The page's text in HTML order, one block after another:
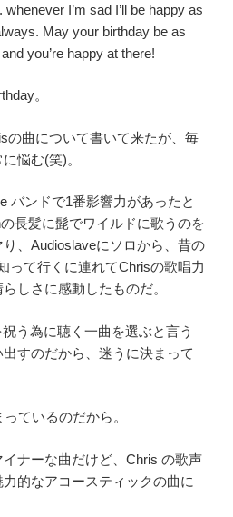
I’m sad I’ll be happy as
May your birthday be as
you’re happy at there!
。
の曲について書いて来たが、毎
悩む(笑)。
バンドで1番影響力があったと
長髪に髭でワイルドに歌うのを
、Audioslaveにソロから、昔の
って行くに連れてChrisの歌唱力
しさに感動したものだ。
う為に聴く一曲を選ぶと言う
すのだから、迷うに決まって
ているのだから。
ナーな曲だけど、Chris の歌声
的なアコースティックの曲に